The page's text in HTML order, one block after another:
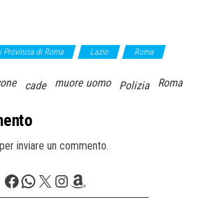
Provincia di Roma Lazio Roma
cade muore uomo Polizia Roma
per inviare un commento.
Facebook
WhatsApp
X Instagram
Amazon